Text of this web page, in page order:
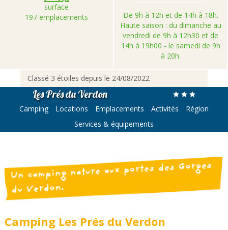
surface
197 emplacements
De 9h à 12h et de 14h à 18h.
Haute saison : du dimanche au
vendredi de 9h à 12h30 et de
14h à 19h00 - le samedi de 9h
à 20h.
Classé 3 étoiles depuis le 24/08/2022
Les Prés du Verdon
Camping Locations Emplacements Activités
Région
Services & équipements
Un camping nature aux portes des Gorges
du Verdon.
Camping Les Prés du Verdon